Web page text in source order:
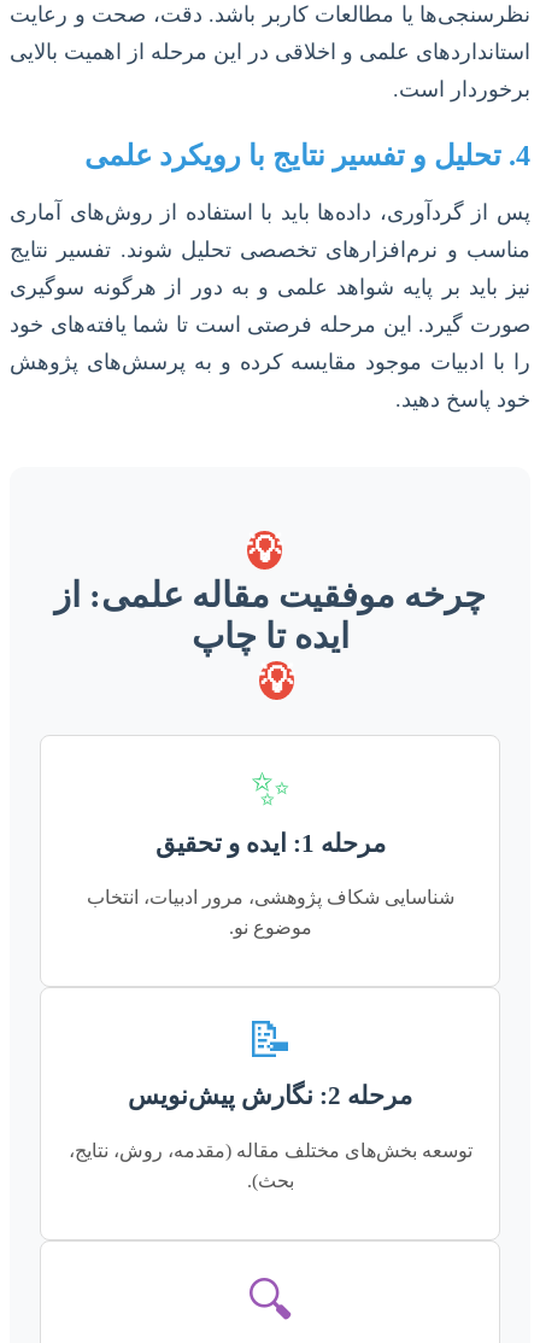
نظرسنجی‌ها یا مطالعات کاربر باشد. دقت، صحت و رعایت
استانداردهای علمی و اخلاقی در این مرحله از اهمیت بالایی
برخوردار است.
4. تحلیل و تفسیر نتایج با رویکرد علمی
پس از گردآوری، داده‌ها باید با استفاده از روش‌های آماری
مناسب و نرم‌افزارهای تخصصی تحلیل شوند. تفسیر نتایج
نیز باید بر پایه شواهد علمی و به دور از هرگونه سوگیری
صورت گیرد. این مرحله فرصتی است تا شما یافته‌های خود
را با ادبیات موجود مقایسه کرده و به پرسش‌های پژوهش
خود پاسخ دهید.
💡
چرخه موفقیت مقاله علمی: از
ایده تا چاپ
💡
✨
مرحله 1: ایده و تحقیق
شناسایی شکاف پژوهشی، مرور ادبیات، انتخاب
موضوع نو.
📝
مرحله 2: نگارش پیش‌نویس
توسعه بخش‌های مختلف مقاله (مقدمه، روش، نتایج،
بحث).
🔍